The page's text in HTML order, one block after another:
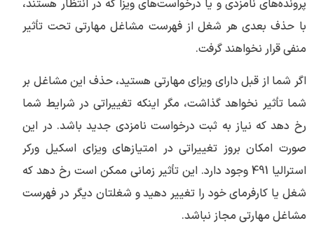
پرونده‌های نامزدی و یا درخواست‌های ویزا که در انتظار هستند،
با حذف بعدی هر شغل از فهرست مشاغل مهارتی تحت تأثیر
منفی قرار نخواهند گرفت.
اگر شما از قبل دارای ویزای مهارتی هستید، حذف این مشاغل بر
شما تأثیر نخواهد گذاشت، مگر اینکه تغییراتی در شرایط شما
رخ دهد که نیاز به ثبت درخواست نامزدی جدید باشد. در این
صورت امکان بروز تغییراتی در امتیازهای ویزای اسکیل ورکر
استرالیا 491 وجود دارد. این تأثیر زمانی ممکن است رخ دهد که
شغل یا کارفرمای خود را تغییر دهید و شغلتان دیگر در فهرست
مشاغل مهارتی مجاز نباشد.